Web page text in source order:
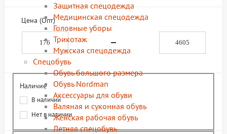
Защитная спецодежда
Медицинская спецодежда
Головные уборы
Трикотаж
Мужская спецодежда
Спецобувь
Обувь большого размера
Обувь Nordman
Аксессуары для обуви
Валяная и суконная обувь
Женская рабочая обувь
Летняя спецобувь
Цена (Опт)
Наличие
В наличии
Нет в наличии